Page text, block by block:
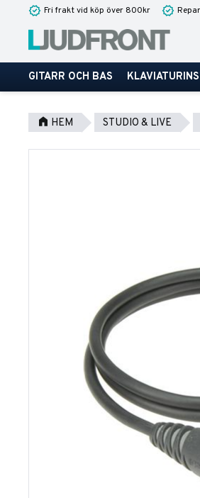
Fri frakt vid köp över 800kr
GITARR OCH BAS
HEM STUDIO & LIVE